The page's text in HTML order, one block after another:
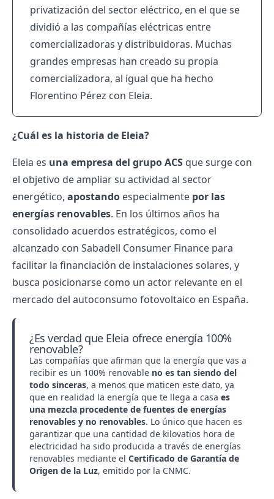
privatización del sector eléctrico, en el que se
dividió a las compañías eléctricas entre
comercializadoras y distribuidoras. Muchas
grandes empresas han creado su propia
comercializadora, al igual que ha hecho
Florentino Pérez con Eleia.
¿Cuál es la historia de Eleia?
Eleia es una empresa del grupo ACS que surge con
el objetivo de ampliar su actividad al sector
energético, apostando especialmente por las
energías renovables. En los últimos años ha
consolidado acuerdos estratégicos, como el
alcanzado con Sabadell Consumer Finance para
facilitar la financiación de instalaciones solares, y
busca posicionarse como un actor relevante en el
mercado del autoconsumo fotovoltaico en España.
¿Es verdad que Eleia ofrece energía 100%
renovable?
Las compañías que afirman que la energía que vas a
recibir es un 100% renovable no es tan siendo del
todo sinceras, a menos que maticen este dato, ya
que en realidad la energía que te llega a casa es
una mezcla procedente de fuentes de energías
renovables y no renovables. Lo único que hacen es
garantizar que una cantidad de kilovatios hora de
electricidad ha sido producida a través de energías
renovables mediante el Certificado de Garantía de
Origen de la Luz, emitido por la CNMC.